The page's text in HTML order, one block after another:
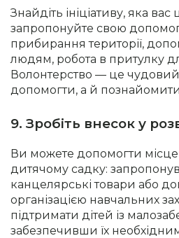
Знайдіть ініціативу, яка вас
запропонуйте свою
прибирання території,
людям, робота в притулку
Волонтерство — це
допомогти, а й
9. Зробіть внесок у
Ви можете допомогти
дитячому садку:
канцелярські товари або
організацією навчальних
підтримати дітей із
забезпечивши їх